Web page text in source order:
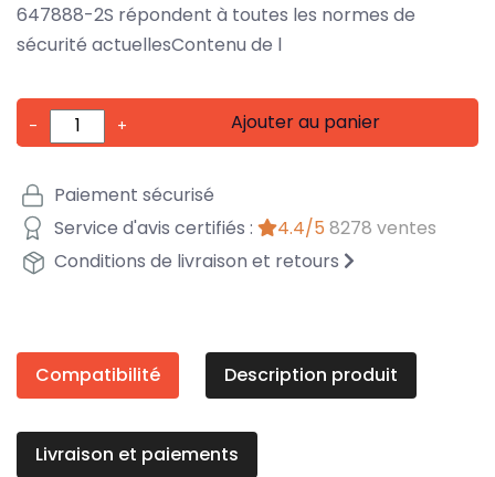
647888-2S répondent à toutes les normes de
sécurité actuellesContenu de l
- + Ajouter au panier
Paiement sécurisé
Service d'avis certifiés :
4.4/5 8278 ventes
Conditions de livraison et retours
Compatibilité Description produit
Livraison et paiements